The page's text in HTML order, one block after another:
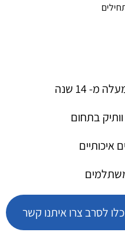
מ- 14 שנה
בתחום
איכותיים
לסרב צרו איתנו קשר